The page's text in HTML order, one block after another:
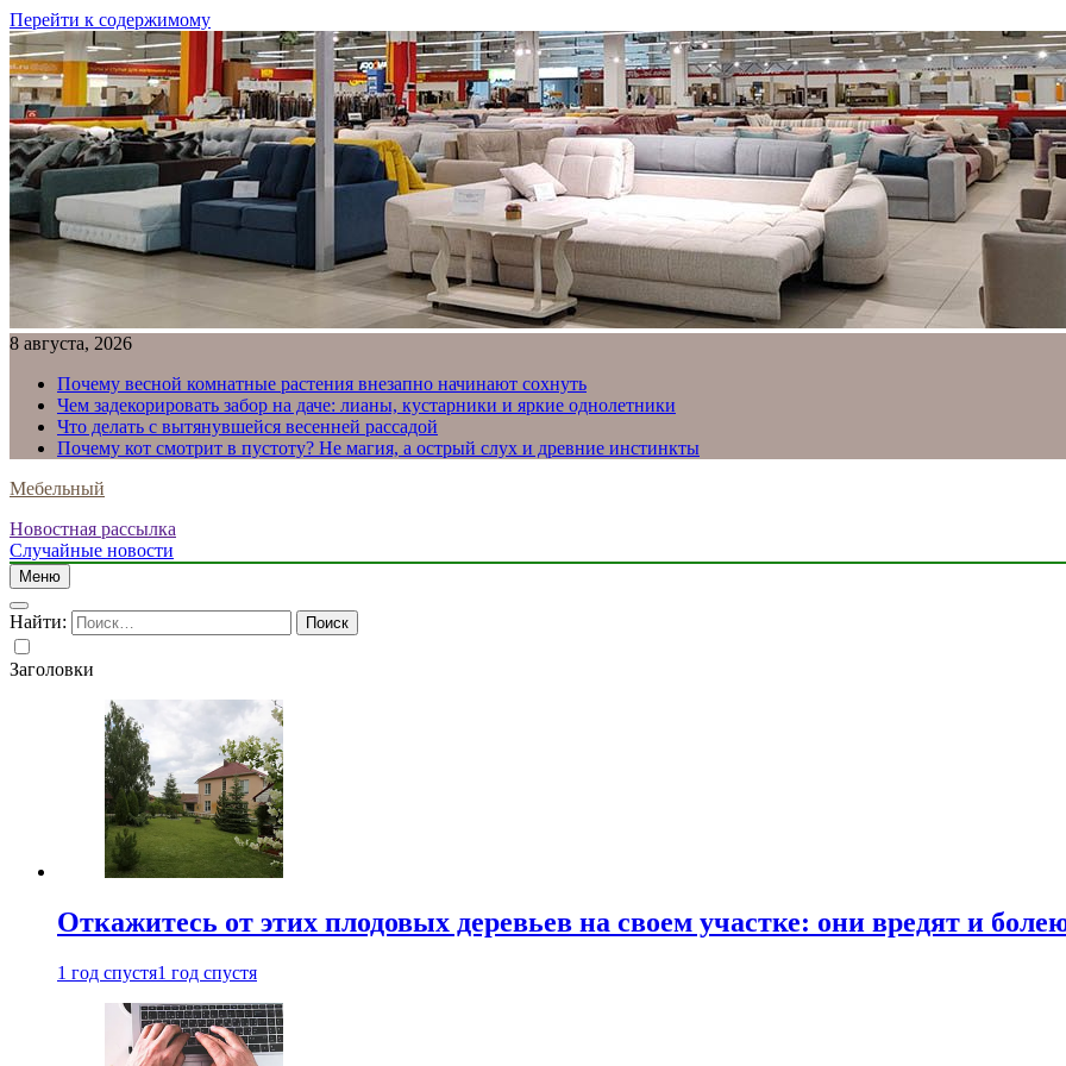
Перейти к содержимому
8 августа, 2026
Почему весной комнатные растения внезапно начинают сохнуть
Чем задекорировать забор на даче: лианы, кустарники и яркие однолетники
Что делать с вытянувшейся весенней рассадой
Почему кот смотрит в пустоту? Не магия, а острый слух и древние инстинкты
Мебельный
Новостная рассылка
Случайные новости
Меню
Найти:
Заголовки
Откажитесь от этих плодовых деревьев на своем участке: они вредят и
1 год спустя1 год спустя